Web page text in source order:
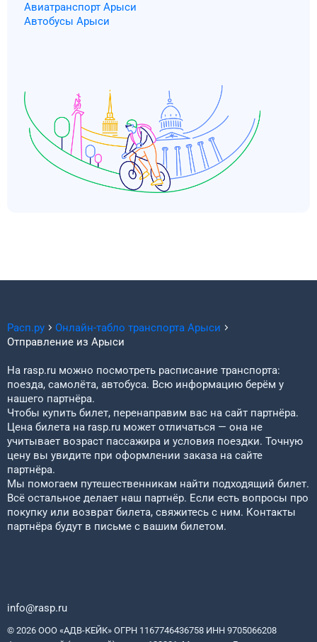
Авиатранспорт Арыси
Автобусы Арыси
Расп.ру Онлайн-табло транспорта Арыси
Отправление из Арыси
На rasp.ru можно посмотреть расписание транспорта:
поезда, самолёта, автобуса. Всю информацию берём у
нашего партнёра.
Чтобы купить билет, перенаправим вас на сайт партнёра.
Цена билета на rasp.ru может отличаться — она не
учитывает возраст пассажира и условия поездки. Точную
цену вы увидите при оформлении заказа на сайте
партнёра.
Мы помогаем путешественникам найти подходящий билет.
Всё остальное делает наш партнёр. Если есть вопросы про
покупку или возврат билета, свяжитесь с ним. Контакты
партнёра будут в письме с вашим билетом.
info@rasp.ru
© 2026 ООО «АДВ-КЕЙК» ОГРН 1167746436758 ИНН 9705066208